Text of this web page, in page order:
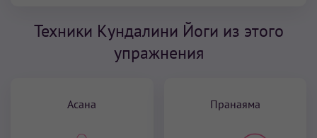
Техники Кундалини Йоги из этого
упражнения
Асана Пранаяма